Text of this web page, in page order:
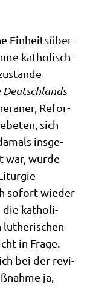
Ein­heits­über­
katho­lisch-
Deutsch­lands
Refor­
sich
ins­ge­
war, wur­de
sofort wie­der
die katho­li­
luthe­ri­schen
in Fra­ge.
bei der revi­
ja,